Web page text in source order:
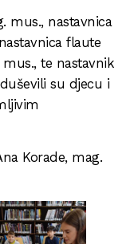
mus., nastavnica
flaute
mus., te nastavnik
su djecu i
Korade, mag.